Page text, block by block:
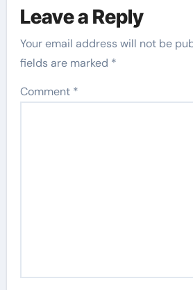
Leave a Reply
Your email address will not be
fields are marked *
Comment *